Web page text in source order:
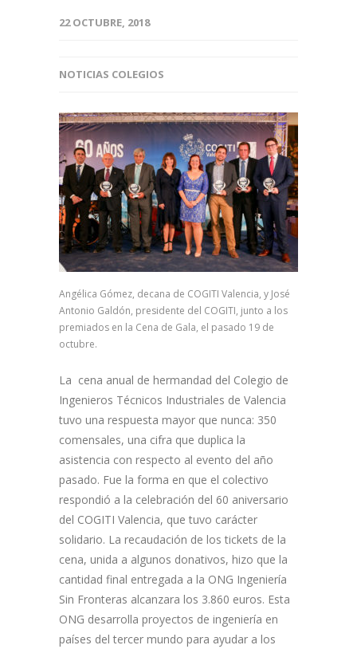
22 OCTUBRE, 2018
NOTICIAS COLEGIOS
Angélica Gómez, decana de COGITI Valencia, y José
Antonio Galdón, presidente del COGITI, junto a los
premiados en la Cena de Gala, el pasado 19 de
octubre.
La cena anual de hermandad del Colegio de
Ingenieros Técnicos Industriales de Valencia
tuvo una respuesta mayor que nunca: 350
comensales, una cifra que duplica la
asistencia con respecto al evento del año
pasado. Fue la forma en que el colectivo
respondió a la celebración del 60 aniversario
del COGITI Valencia, que tuvo carácter
solidario. La recaudación de los tickets de la
cena, unida a algunos donativos, hizo que la
cantidad final entregada a la ONG Ingeniería
Sin Fronteras alcanzara los 3.860 euros. Esta
ONG desarrolla proyectos de ingeniería en
países del tercer mundo para ayudar a los